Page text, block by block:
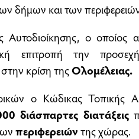
δήμων και των
ο οποίος
επιτροπή την
στην κρίση τηςΟλομέλειας.
ο Κώδικας Τοπικής
διάσπαρτες διατάξεις
περιφερειώντης χώρας.